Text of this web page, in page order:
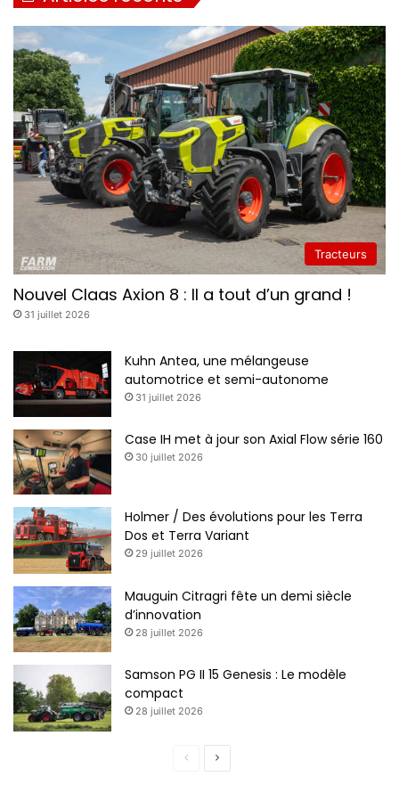
Tracteurs
Nouvel Claas Axion 8 : Il a tout d’un grand !
31 juillet 2026
Kuhn Antea, une mélangeuse
automotrice et semi-autonome
31 juillet 2026
Case IH met à jour son Axial Flow série 160
30 juillet 2026
Holmer / Des évolutions pour les Terra
Dos et Terra Variant
29 juillet 2026
Mauguin Citragri fête un demi siècle
d’innovation
28 juillet 2026
Samson PG II 15 Genesis : Le modèle
compact
28 juillet 2026
Page
Page